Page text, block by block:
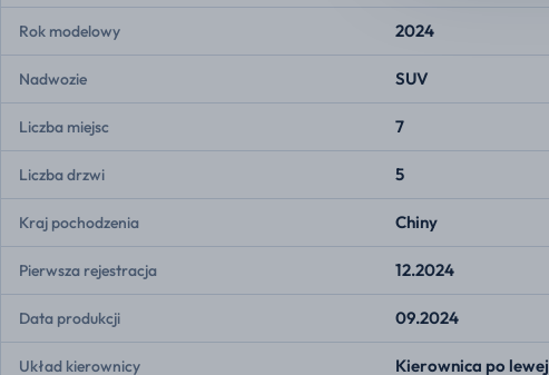
Rok modelowy 2024
Nadwozie SUV
Liczba miejsc 7
Liczba drzwi 5
Kraj pochodzenia Chiny
Pierwsza rejestracja 12.2024
Data produkcji 09.2024
Układ kierownicy Kierownica po lewej